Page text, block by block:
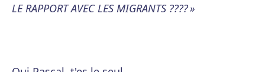
LE RAPPORT AVEC LES MIGRANTS ???? »